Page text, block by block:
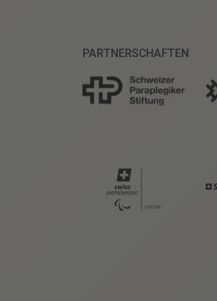
PARTNERSCHAFTEN